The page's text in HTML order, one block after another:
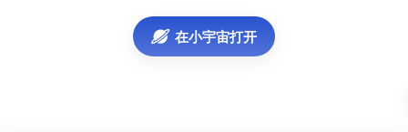
身份标签、小众音乐与大众审美、以及如何看待“听觉霸
在小宇宙打开